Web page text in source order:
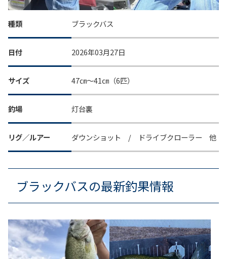
種類 ブラックバス
日付 2026年03月27日
サイズ 47㎝～41㎝（6匹）
釣場 灯台裏
リグ／ルアー ダウンショット / ドライブクローラー 他
ブラックバスの最新釣果情報